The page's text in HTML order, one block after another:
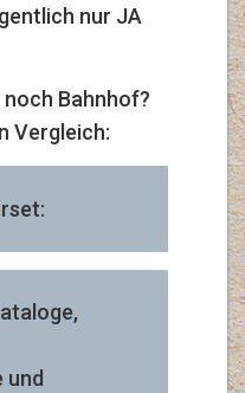
nur JA
Bahnhof?
Vergleich: